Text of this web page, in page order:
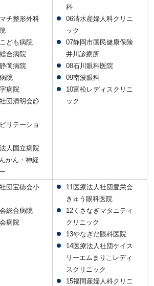
チ整形外科
ども病院
合病院
岡病院
院
病院
団清明会静
リテーショ
人国立病院
かん・神経
科
06清水産婦人科クリニ
ック
07静岡市国民健康保険
井川診療所
08石川眼科医院
09南波眼科
10富松レディスクリニ
ック
団宝徳会小
総合病院
病院
11医療法人社団豊栄会
きゅう眼科医院
12くさなぎマタニティ
クリニック
13やなぎだ眼科医院
14医療法人社団ケイス
リーエムまりこレディ
スクリニック
15福間産婦人科クリニ